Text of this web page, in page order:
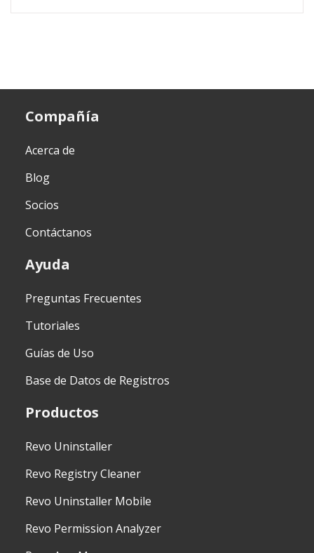
Compañía
Acerca de
Blog
Socios
Contáctanos
Ayuda
Preguntas Frecuentes
Tutoriales
Guías de Uso
Base de Datos de Registros
Productos
Revo Uninstaller
Revo Registry Cleaner
Revo Uninstaller Mobile
Revo Permission Analyzer